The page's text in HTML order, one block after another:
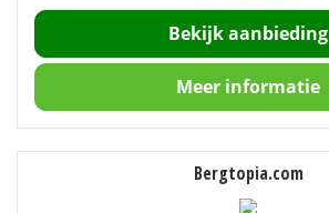
Bekijk aanbieding
Meer informatie
Bergtopia.com